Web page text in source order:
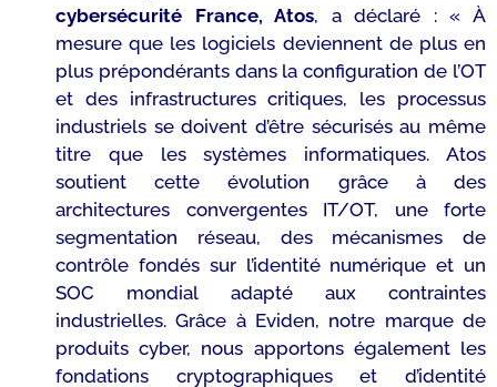
cybersécurité France, Atos, a déclaré :« À
mesure que les logiciels deviennent de plus en
plus prépondérants dans la configuration de l’OT
et des infrastructures critiques, les processus
industriels se doivent d’être sécurisés au même
titre que les systèmes informatiques. Atos
soutient cette évolution grâce à des
architectures convergentes IT/OT, une forte
segmentation réseau, des mécanismes de
contrôle fondés sur l’identité numérique et un
SOC mondial adapté aux contraintes
industrielles. Grâce à Eviden, notre marque de
produits cyber, nous apportons également les
fondations cryptographiques et d’identité